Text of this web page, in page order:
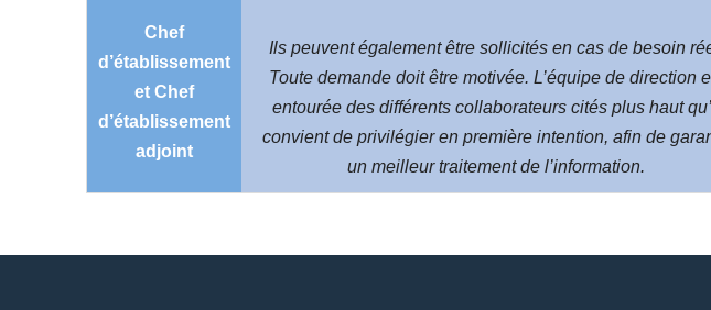
Chef
d’établissement
et Chef
d’établissement
adjoint
Ils peuvent également être sollicités en cas de besoin
Toute demande doit être motivée. L’équipe de direction
entourée des différents collaborateurs cités plus haut
convient de privilégier en première intention, afin de
un meilleur traitement de l’information.